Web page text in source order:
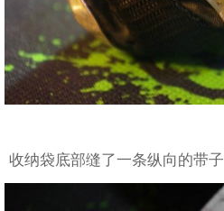
收纳袋底部缝了一条纵向的带